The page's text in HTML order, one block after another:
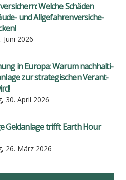
Wel­che Schä­den
und All­ge­fah­ren­ver­si­che­
Juni 2026
in Euro­pa: War­um nach­hal­ti­
zur stra­te­gi­schen Ver­ant­
30. April 2026
Geld­an­la­ge trifft Earth Hour
26. März 2026